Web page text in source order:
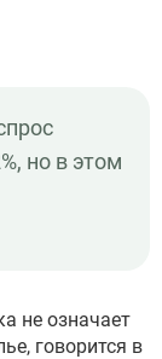
но в этом
не означает
говорится в